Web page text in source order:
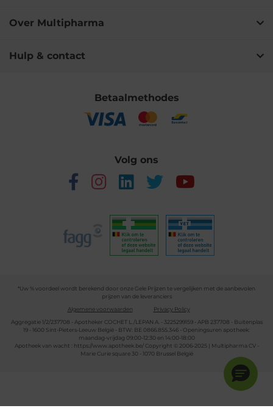
Over Multipharma
Hulp & contact
Betaalmethodes
Volg ons
*Uw % voordeel wordt berekend door onze Gele Prijzen te vergelijken met de aanbevolen
prijzen van de leveranciers
Algemene voorwaarden
Privacy Policy
Aggregatie 1/2/237708 - Apotheker COCHET L./LEPAN A. - 3225299159 - APB 237708 - Buitenplas
19 - 1600 Sint-Pieters-Leeuw België - BTW: BE 0866.855.346 - Openingsuren apotheek:
maandag-vrijdag 09:00-12:30 en 14:00-18:00
Apotheek van wacht :
https://www.apotheek.be/Copyright © 2006-2025 | Multipharma CV -
Marie Curie square 30 - 1070 Brussel België